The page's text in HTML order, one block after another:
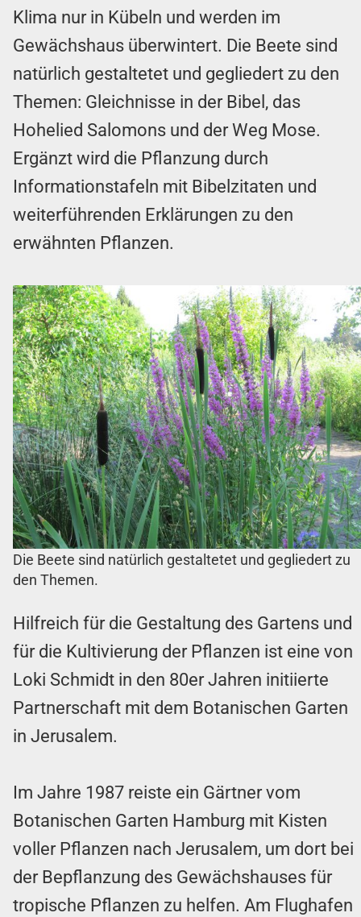
Klima nur in Kübeln und werden im
Gewächshaus überwintert. Die Beete sind
natürlich gestaltetet und gegliedert zu den
Themen: Gleichnisse in der Bibel, das
Hohelied Salomons und der Weg Mose.
Ergänzt wird die Pflanzung durch
Informationstafeln mit Bibelzitaten und
weiterführenden Erklärungen zu den
erwähnten Pflanzen.
Die Beete sind natürlich gestaltetet und gegliedert zu
den Themen.
Hilfreich für die Gestaltung des Gartens und
für die Kultivierung der Pflanzen ist eine von
Loki Schmidt in den 80er Jahren initiierte
Partnerschaft mit dem Botanischen Garten
in Jerusalem.
Im Jahre 1987 reiste ein Gärtner vom
Botanischen Garten Hamburg mit Kisten
voller Pflanzen nach Jerusalem, um dort bei
der Bepflanzung des Gewächshauses für
tropische Pflanzen zu helfen. Am Flughafen